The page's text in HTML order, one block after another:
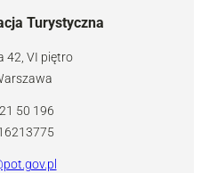
Turystyczna
42, VI piętro
50 196